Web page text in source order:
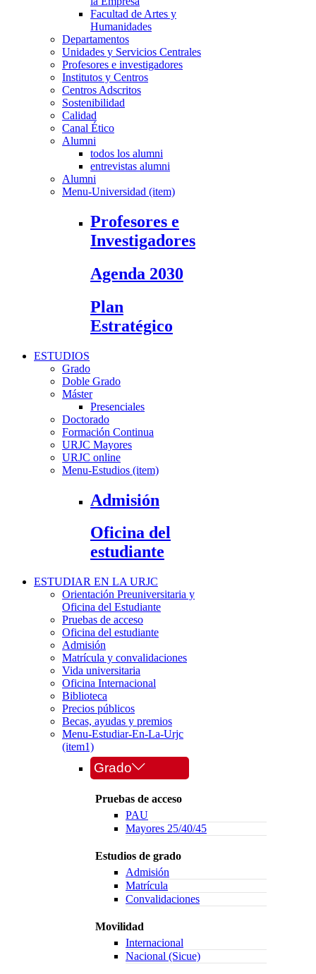
Facultad de Artes y
Humanidades
Departamentos
Unidades y Servicios Centrales
Profesores e investigadores
Institutos y Centros
Centros Adscritos
Sostenibilidad
Calidad
Canal Ético
Alumni
todos los alumni
entrevistas alumni
Alumni
Menu-Universidad (item)
Profesores e
Investigadores
Agenda 2030
Plan
Estratégico
ESTUDIOS
Grado
Doble Grado
Máster
Presenciales
Doctorado
Formación Continua
URJC Mayores
URJC online
Menu-Estudios (item)
Admisión
Oficina del
estudiante
ESTUDIAR EN LA URJC
Orientación Preuniversitaria y
Oficina del Estudiante
Pruebas de acceso
Oficina del estudiante
Admisión
Matrícula y convalidaciones
Vida universitaria
Oficina Internacional
Biblioteca
Precios públicos
Becas, ayudas y premios
Menu-Estudiar-En-La-Urjc
(item1)
Grado
Pruebas de acceso
PAU
Mayores 25/40/45
Estudios de grado
Admisión
Matrícula
Convalidaciones
Movilidad
Internacional
Nacional (Sicue)